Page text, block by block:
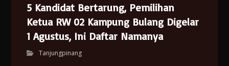
5 Kandidat Bertarung, Pemilihan
Ketua RW 02 Kampung Bulang Digelar
1 Agustus, Ini Daftar Namanya
Tanjungpinang